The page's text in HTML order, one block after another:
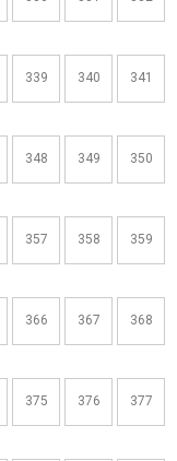
339 340 341
348 349 350
357 358 359
366 367 368
375 376 377